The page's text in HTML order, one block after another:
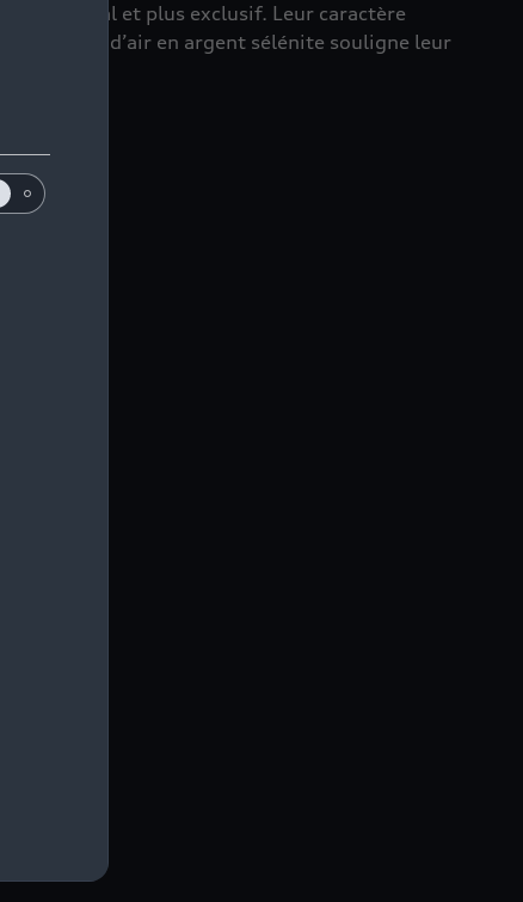
radical et plus exclusif. Leur caractère
entrées d’air en argent sélénite souligne leur